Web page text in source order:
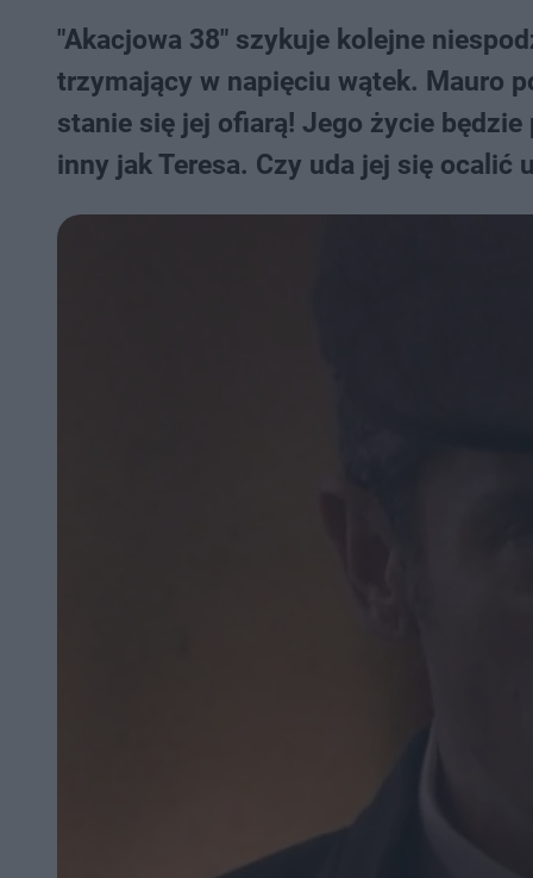
"Akacjowa 38" szykuje kolejne
trzymający w napięciu wątek. Mauro
stanie się jej ofiarą! Jego życie
inny jak Teresa. Czy uda jej się ocalić